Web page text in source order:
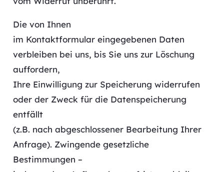
Die von Ihnen
im Kontaktformular eingegebenen Daten
verbleiben bei uns, bis Sie uns zur Löschung
auffordern,
Ihre Einwilligung zur Speicherung widerrufen
oder der Zweck für die Datenspeicherung
entfällt
(z.B. nach abgeschlossener Bearbeitung Ihrer
Anfrage). Zwingende gesetzliche
Bestimmungen –